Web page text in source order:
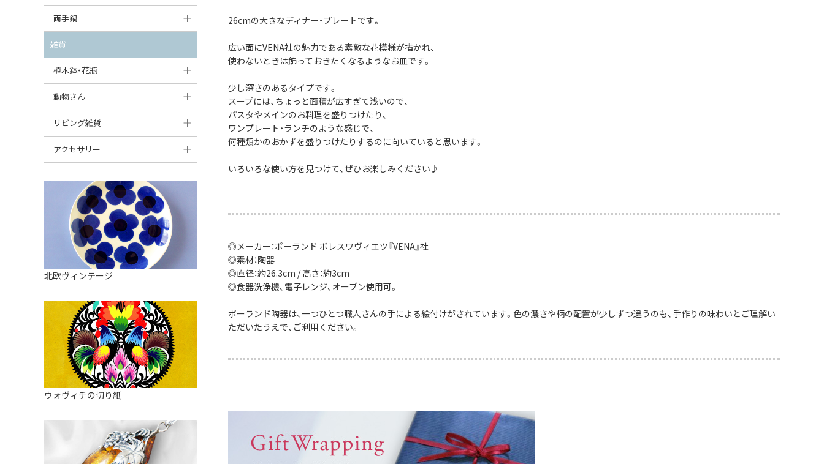
26cmの大きなディナー・プレートです。
広い面にVENA社の魅力である素敵な花模様が描かれ、
使わないときは飾っておきたくなるようなお皿です。
少し深さのあるタイプです。
スープには、ちょっと面積が広すぎて浅いので、
パスタやメインのお料理を盛りつけたり、
ワンプレート・ランチのような感じで、
何種類かのおかずを盛りつけたりするのに向いていると思います。
いろいろな使い方を見つけて、ぜひお楽しみください♪
◎メーカー：ポーランド ボレスワヴィエツ『VENA』社
◎素材：陶器
◎直径：約26.3cm / 高さ：約3cm
◎食器洗浄機、電子レンジ、オーブン使用可。
ポーランド陶器は、一つひとつ職人さんの手による絵付けがされています。色の濃さや柄の配置が少しずつ違うのも、手作りの味わいとご理解い
ただいたうえで、ご利用ください。
ハート型プレート
変形プレート
分割ディッシュ
すべて見る
ハートボウル
葉っぱ型ボウル
りんご型ボウル
いちご型ボウル
星型ボウル
スープカップ
そば猪口・フリーカップ
ココット
薬味入れ
ミキシングボウル
すべて見る
ガーリックキャニスター
チーズケース
バターディッシュ
六角形ポット
ボトル
すべて見る
ケーキスタンド
カトラリー
はしおき・カトラリーレスト
中型（18〜24cm）
スクエアオーブンディッシュ
オーバルオーブンディッシュ
すべて見る
パウンド型
マフィン型
すべて見る
両手鍋
チュリーン
キャセロール
すべて見る
雑貨
植木鉢・花瓶
植木鉢
花瓶
動物さん
フィギュア・置物
貯金箱
オーナメント
クリーマー
リビング雑貨
スツール
バス・洗面用品
家具小物
小物入れ
アロマポット
バスケット
装飾用タイル・プレート
ミニチュア
天使さま
カードスタンド
マグネット
アクセサリー
ペンダントトップ
すべて見る
北欧ヴィンテージ
ウォヴィチの切り紙